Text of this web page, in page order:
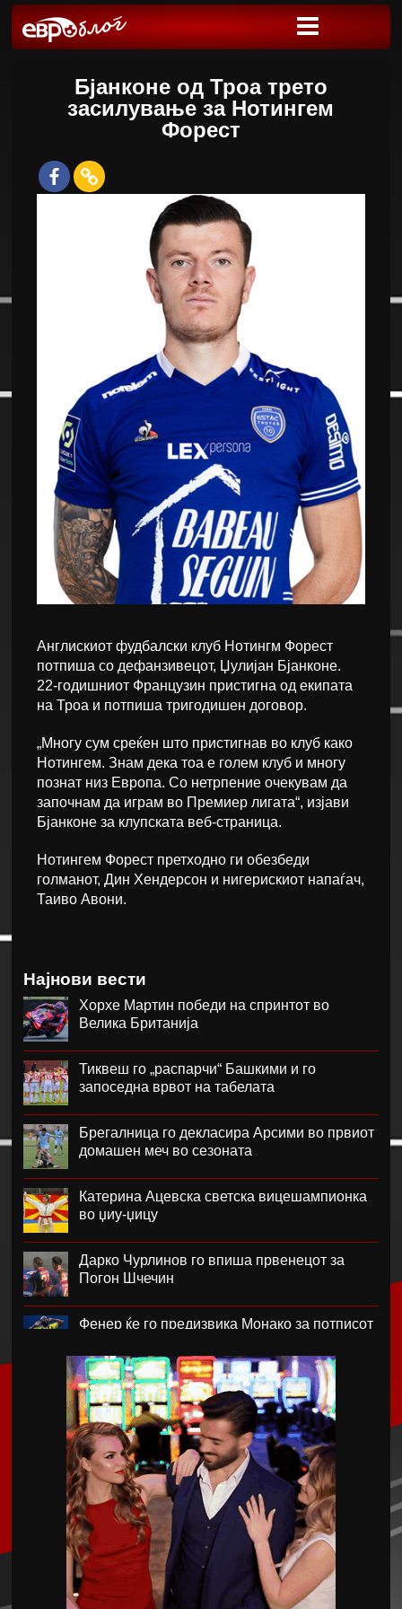
Бјанконе од Троа трето
засилување за Нотингем
Форест
Англискиот фудбалски клуб Нотингм Форест
потпиша со дефанзивецот, Џулијан Бјанконе.
22-годишниот Французин пристигна од екипата
на Троа и потпиша тригодишен договор.
„Многу сум среќен што пристигнав во клуб како
Нотингем. Знам дека тоа е голем клуб и многу
познат низ Европа. Со нетрпение очекувам да
започнам да играм во Премиер лигата“, изјави
Бјанконе за клупската веб-страница.
Нотингем Форест претходно ги обезбеди
голманот, Дин Хендерсон и нигерискиот напаѓач,
Таиво Авони.
Најнови вести
Хорхе Мартин победи на спринтот во
Велика Британија
Тиквеш го „распарчи“ Башкими и го
запоседна врвот на табелата
Брегалница го декласира Арсими во првиот
домашен меч во сезоната
Катерина Ацевска светска вицешампионка
во џиу-џицу
Дарко Чурлинов го впиша првенецот за
Погон Шчечин
Фенер ќе го предизвика Монако за потписот
Челзи убедливо го надигра Милан во
Австралија
Кенан Јилдиз на листата на желби на
Арсенал
Фисник Аслани не ги мина лекарските
прегледи во РБ Лајпциг
Интер подобар од Јуве во тест меч во Перт